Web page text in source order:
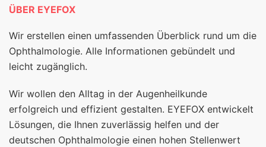
ÜBER EYEFOX
Wir erstellen einen umfassenden Überblick rund um die
Ophthalmologie. Alle Informationen gebündelt und
leicht zugänglich.
Wir wollen den Alltag in der Augenheilkunde
erfolgreich und effizient gestalten. EYEFOX entwickelt
Lösungen, die Ihnen zuverlässig helfen und der
deutschen Ophthalmologie einen hohen Stellenwert